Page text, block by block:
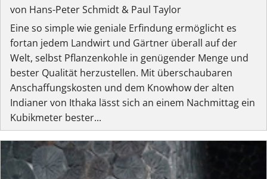
von Hans-Peter Schmidt & Paul Taylor
Eine so simple wie geniale Erfindung ermöglicht es
fortan jedem Landwirt und Gärtner überall auf der
Welt, selbst Pflanzenkohle in genügender Menge und
bester Qualität herzustellen. Mit überschaubaren
Anschaffungskosten und dem Knowhow der alten
Indianer von Ithaka lässt sich an einem Nachmittag ein
Kubikmeter bester...